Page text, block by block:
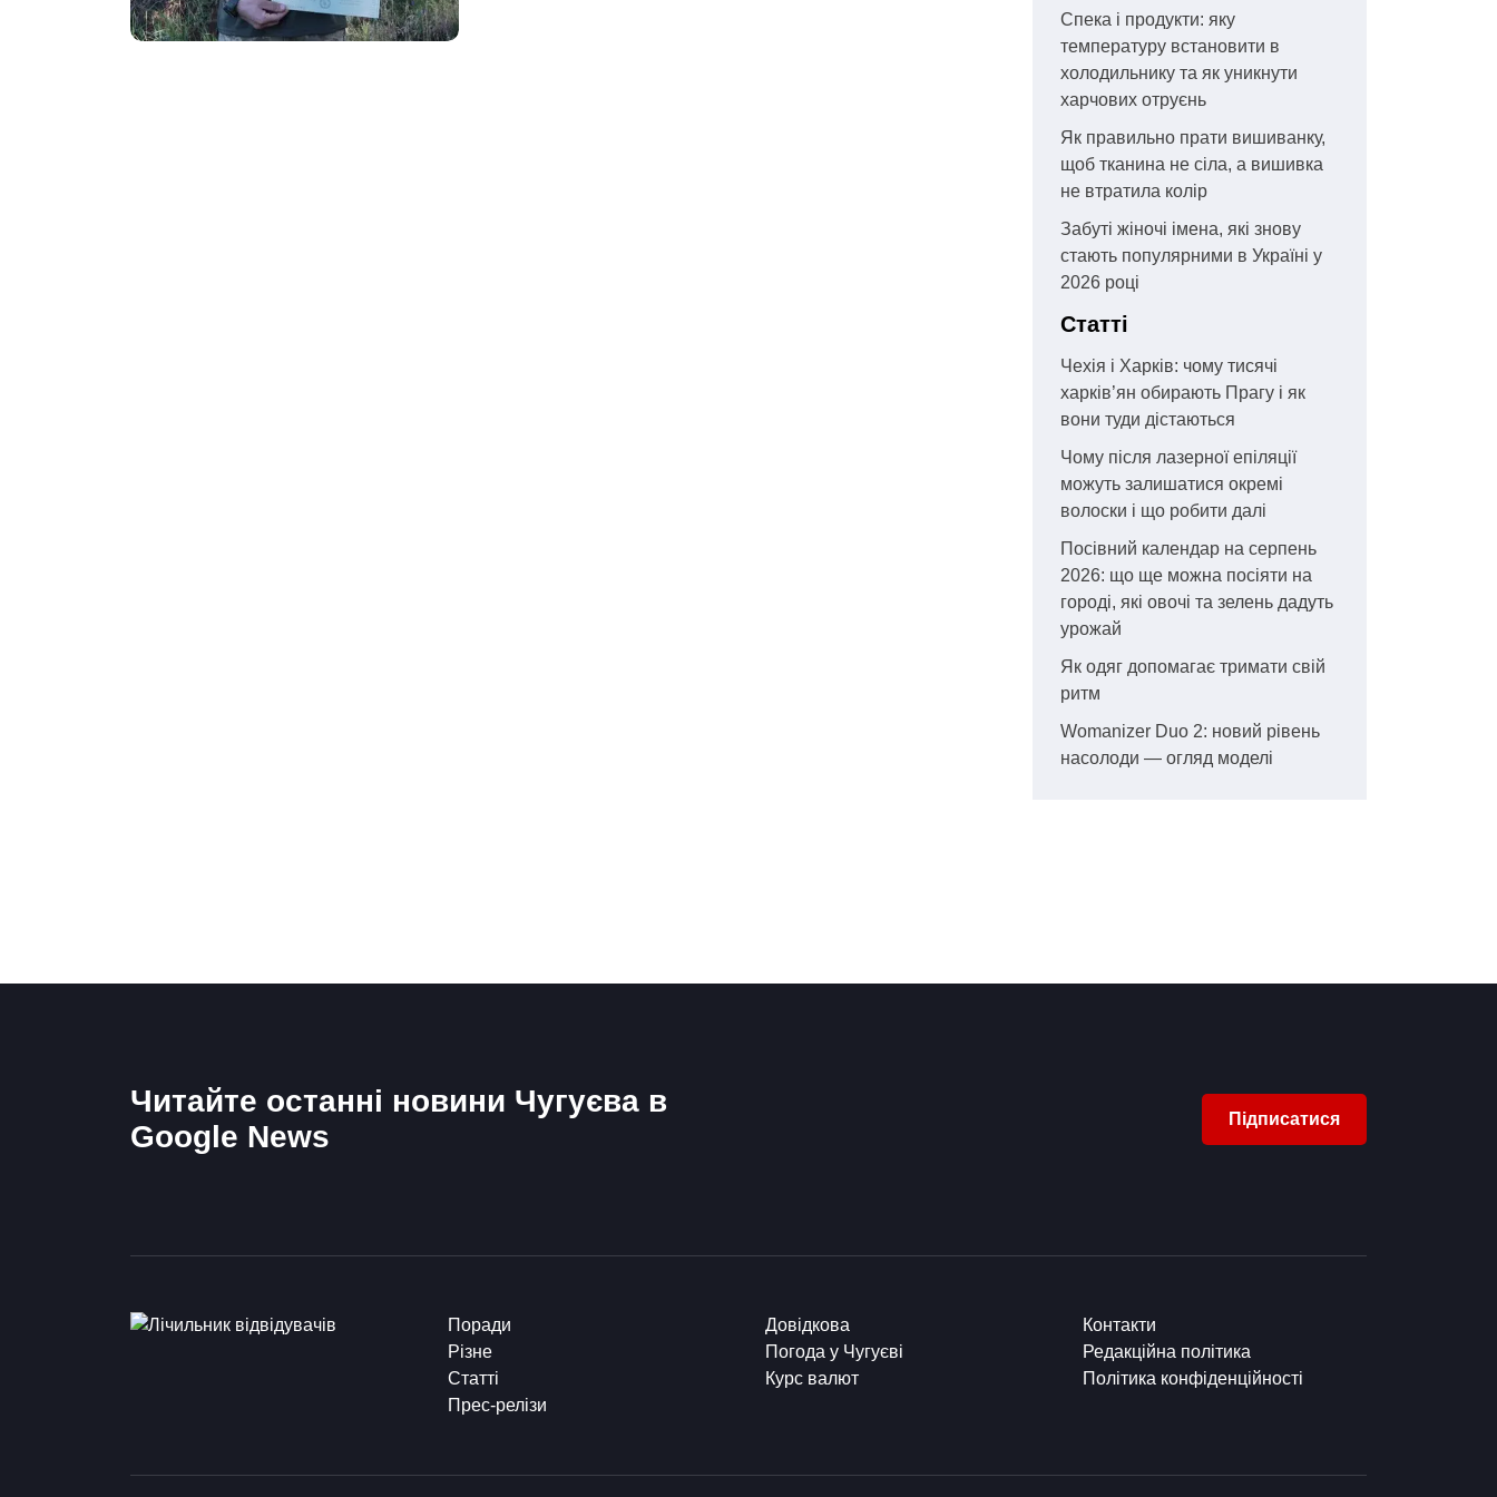
Спека і продукти: яку
температуру встановити в
холодильнику та як уникнути
харчових отруєнь
Як правильно прати вишиванку,
щоб тканина не сіла, а вишивка
не втратила колір
Забуті жіночі імена, які знову
стають популярними в Україні у
2026 році
Статті
Чехія і Харків: чому тисячі
харків’ян обирають Прагу і як
вони туди дістаються
Чому після лазерної епіляції
можуть залишатися окремі
волоски і що робити далі
Посівний календар на серпень
2026: що ще можна посіяти на
городі, які овочі та зелень дадуть
урожай
Як одяг допомагає тримати свій
ритм
Womanizer Duo 2: новий рівень
насолоди — огляд моделі
Читайте останні новини Чугуєва в
Google News
Підписатися
Поради
Різне
Статті
Прес-релізи
Довідкова
Погода у Чугуєві
Курс валют
Контакти
Редакційна політика
Політика конфіденційності